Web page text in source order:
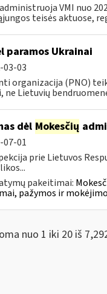
VMI nuo
teisės aktuose,
paramos Ukrainai
03-03
organizacija (PNO)
Lietuvių
dėl Mokesčių
07-01
prie Lietuvos
pakeitimai:
pažymos ir
nuo 1 iki 20 iš